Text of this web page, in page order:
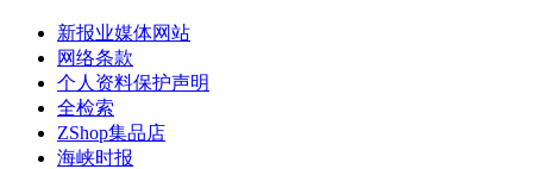
新报业媒体网站
网络条款
个人资料保护声明
全检索
ZShop集品店
海峡时报